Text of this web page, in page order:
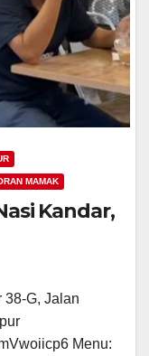
MAMAK
Kandar,
G, Jalan
Menu: